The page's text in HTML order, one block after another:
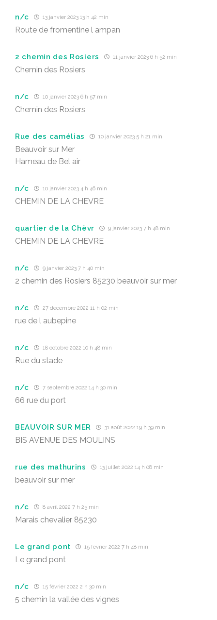
n/c 13 janvier 2023 13 h 42 min
Route de fromentine l ampan
2 chemin des Rosiers 11 janvier 2023 6 h 52 min
Chemin des Rosiers
n/c 10 janvier 2023 6 h 57 min
Chemin des Rosiers
Rue des camélias 10 janvier 2023 5 h 21 min
Beauvoir sur Mer
Hameau de Bel air
n/c 10 janvier 2023 4 h 46 min
CHEMIN DE LA CHEVRE
quartier de la Chèvr 9 janvier 2023 7 h 48 min
CHEMIN DE LA CHEVRE
n/c 9 janvier 2023 7 h 40 min
2 chemin des Rosiers 85230 beauvoir sur mer
n/c 27 décembre 2022 11 h 02 min
rue de l aubepine
n/c 18 octobre 2022 10 h 48 min
Rue du stade
n/c 7 septembre 2022 14 h 30 min
66 rue du port
BEAUVOIR SUR MER 31 août 2022 19 h 39 min
BIS AVENUE DES MOULINS
rue des mathurins 13 juillet 2022 14 h 08 min
beauvoir sur mer
n/c 8 avril 2022 7 h 25 min
Marais chevalier 85230
Le grand pont 15 février 2022 7 h 48 min
Le grand pont
n/c 15 février 2022 2 h 30 min
5 chemin la vallée des vignes